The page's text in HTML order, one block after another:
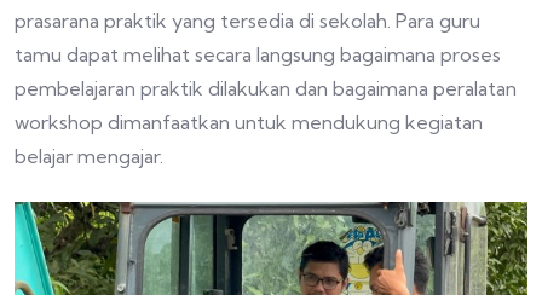
prasarana praktik yang tersedia di sekolah. Para guru
tamu dapat melihat secara langsung bagaimana proses
pembelajaran praktik dilakukan dan bagaimana peralatan
workshop dimanfaatkan untuk mendukung kegiatan
belajar mengajar.